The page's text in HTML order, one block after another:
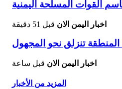
القوات المسلحة اليمنية
اخبار اليمن الان قبل 51 دقيقة
اخبار اليمن الان قبل ساعة
المزيد من الأخبار